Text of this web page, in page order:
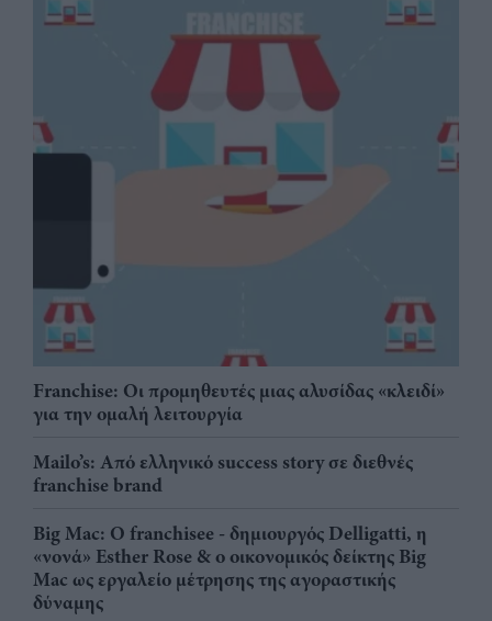
Franchise: Οι προμηθευτές μιας αλυσίδας «κλειδί»
για την ομαλή λειτουργία
Mailo’s: Από ελληνικό success story σε διεθνές
franchise brand
Big Mac: Ο franchisee - δημιουργός Delligatti, η
«νονά» Esther Rose & ο οικονομικός δείκτης Big
Mac ως εργαλείο μέτρησης της αγοραστικής
δύναμης